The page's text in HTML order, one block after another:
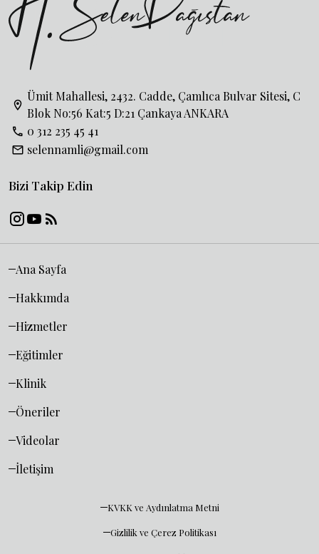
Ümit Mahallesi, 2432. Cadde, Çamlıca Bulvar Sitesi, C
Blok No:56 Kat:5 D:21 Çankaya ANKARA
0 312 235 45 41
selennamli@gmail.com
Bizi Takip Edin
Ana Sayfa
Hakkımda
Hizmetler
Eğitimler
Klinik
Öneriler
Videolar
İletişim
KVKK ve Aydınlatma Metni
Gizlilik ve Çerez Politikası